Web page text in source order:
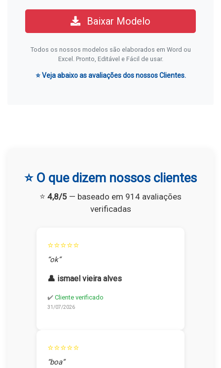
Baixar Modelo
Todos os nossos modelos são elaborados em Word ou
Excel. Pronto, Editável e Fácil de usar.
⭐ Veja abaixo as avaliações dos nossos Clientes.
⭐ O que dizem nossos clientes
⭐ 4,8/5 — baseado em 914 avaliações
verificadas
⭐⭐⭐⭐⭐
“ok”
👤 ismael vieira alves
✔️ Cliente verificado
31/07/2026
⭐⭐⭐⭐⭐
“boa”